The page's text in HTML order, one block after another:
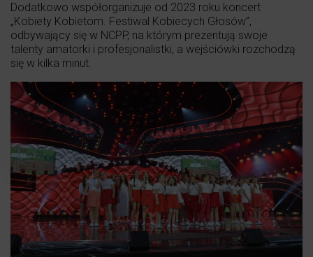
Dodatkowo współorganizuje od 2023 roku koncert
„Kobiety Kobietom. Festiwal Kobiecych Głosów”,
odbywający się w NCPP, na którym prezentują swoje
talenty amatorki i profesjonalistki, a wejściówki rozchodzą
się w kilka minut.